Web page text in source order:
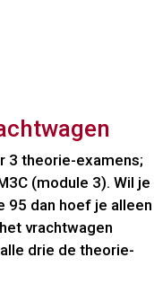
3 theorie-examens;
(module 3). Wil je
95 dan hoef je alleen
vrachtwagen
drie de theorie-